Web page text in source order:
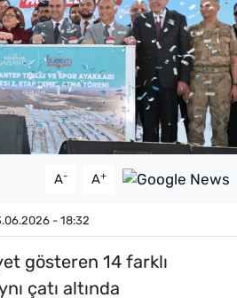
A- A+
- 18:32
gösteren 14 farklı
çatı altında